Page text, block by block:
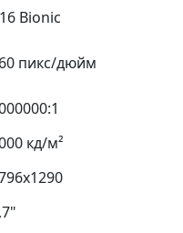
Bionic
пикс/дюйм
кд/м²